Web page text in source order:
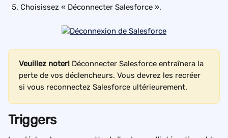
Choisissez « Déconnecter Salesforce ».
Veuillez noter! Déconnecter Salesforce entraînera la
perte de vos déclencheurs. Vous devrez les recréer
si vous reconnectez Salesforce ultérieurement.
Triggers